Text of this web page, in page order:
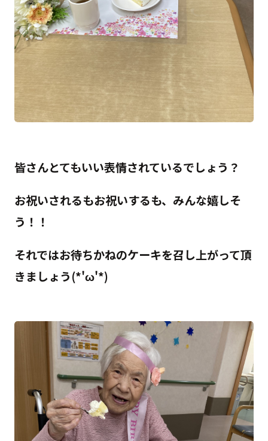
皆さんとてもいい表情されているでしょう？
お祝いされるもお祝いするも、みんな嬉しそ
う！！
それではお待ちかねのケーキを召し上がって頂
きましょう(*'ω'*)